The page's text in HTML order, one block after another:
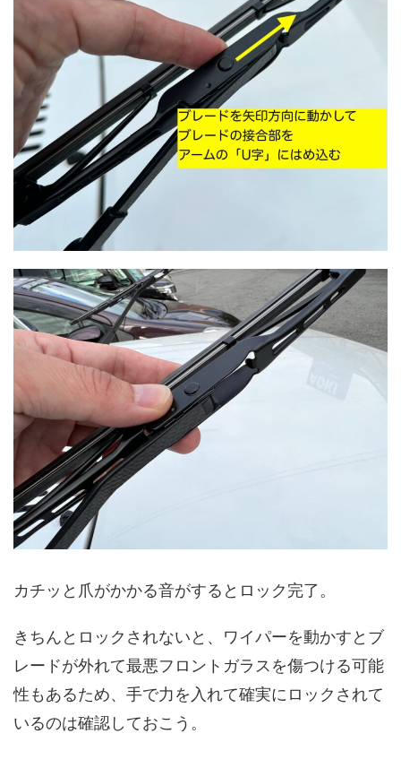
カチッと爪がかかる音がするとロック完了。
きちんとロックされないと、ワイパーを動かすとブ
レードが外れて最悪フロントガラスを傷つける可能
性もあるため、手で力を入れて確実にロックされて
いるのは確認しておこう。